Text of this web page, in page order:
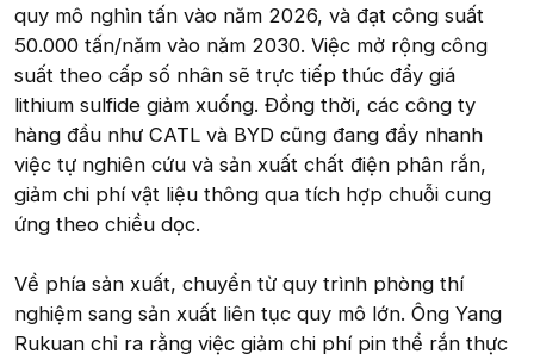
quy mô nghìn tấn vào năm 2026, và đạt công suất
50.000 tấn/năm vào năm 2030. Việc mở rộng công
suất theo cấp số nhân sẽ trực tiếp thúc đẩy giá
lithium sulfide giảm xuống. Đồng thời, các công ty
hàng đầu như CATL và BYD cũng đang đẩy nhanh
việc tự nghiên cứu và sản xuất chất điện phân rắn,
giảm chi phí vật liệu thông qua tích hợp chuỗi cung
ứng theo chiều dọc.
Về phía sản xuất, chuyển từ quy trình phòng thí
nghiệm sang sản xuất liên tục quy mô lớn. Ông Yang
Rukuan chỉ ra rằng việc giảm chi phí pin thể rắn thực